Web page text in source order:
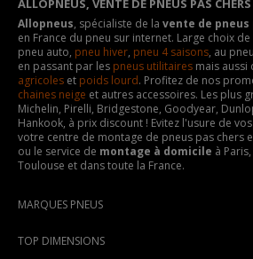
ALLOPNEUS, VENTE DE PNEUS PAS
Allopneus, spécialiste de la vente de pneus
en France du pneu sur internet. Large choix de
pneu auto, pneu hiver, pneu 4 saisons, au pneu
en passant par les pneus utilitaires mais aussi
agricoles et poids lourd. Profitez de nos
chaines neige et autres accessoires. Les plus
Michelin, Pirelli, Bridgestone, Goodyear,
Hankook, à prix discount ! Evitez l'usure de
votre centre de montage de pneus pas chers
ou le service de montage à domicile à
Toulouse et dans toute la France.
MARQUES PNEUS
TOP DIMENSIONS